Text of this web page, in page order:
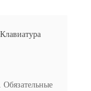
Обязательные